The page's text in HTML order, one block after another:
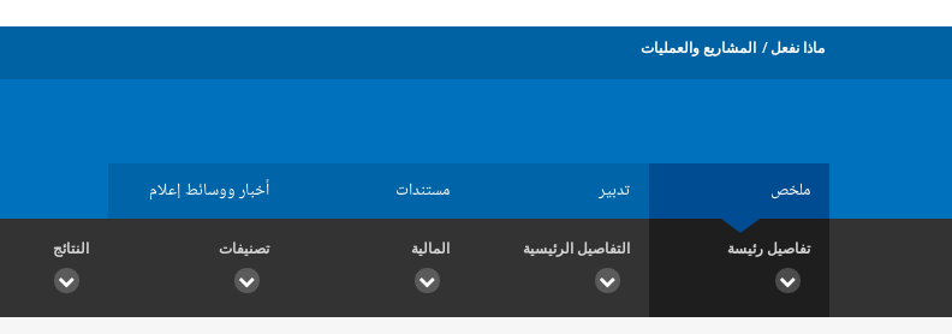
ماذا نفعل المشاريع والعمليات
ملخص تدبير مستندات أخبار ووسائط إعلام
تفاصيل رئيسة التفاصيل الرئيسية المالية تصنيفات النتائج